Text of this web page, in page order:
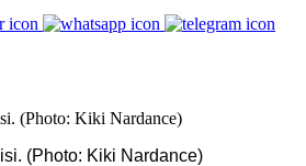
(Photo: Kiki Nardance)